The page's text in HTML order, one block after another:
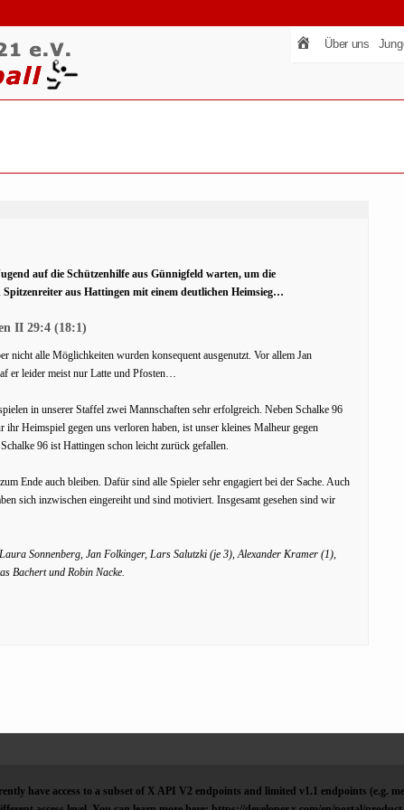
Über uns
auf die Schützenhilfe aus Günnigfeld warten, um die
aus Hattingen mit einem deutlichen Heimsieg…
II 29:4 (18:1)
nicht alle Möglichkeiten wurden konsequent ausgenutzt. Vor allem Jan
er leider meist nur Latte und Pfosten…
in unserer Staffel zwei Mannschaften sehr erfolgreich. Neben Schalke 96
Heimspiel gegen uns verloren haben, ist unser kleines Malheur gegen
96 ist Hattingen schon leicht zurück gefallen.
Ende auch bleiben. Dafür sind alle Spieler sehr engagiert bei der Sache. Auch
sich inzwischen eingereiht und sind motiviert. Insgesamt gesehen sind wir
Sonnenberg, Jan Folkinger, Lars Salutzki (je 3), Alexander Kramer (1),
Bachert und Robin Nacke.
have access to a subset of X API V2 endpoints and limited v1.1 endpoints (e.g.